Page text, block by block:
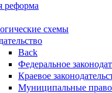
реформа
схемы
Back
Федеральное
Краевое
Муниципальные